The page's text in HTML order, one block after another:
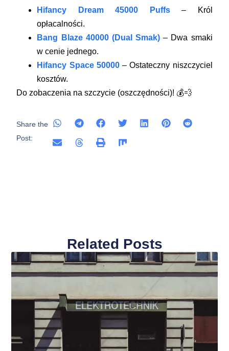
Hifancy Dream 45000 Puffs– Król
opłacalności.
Bang Blaze 40000 (Dual Smak) – Dwa smaki
w cenie jednego.
Hifancy Space 50000– Ostateczny niszczyciel
kosztów.
Do zobaczenia na szczycie (oszczędności)! 💰💨
Share the
Post:
Related Posts